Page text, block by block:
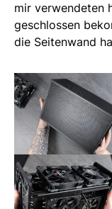
mir verwendeten
geschlossen
die Seitenwand